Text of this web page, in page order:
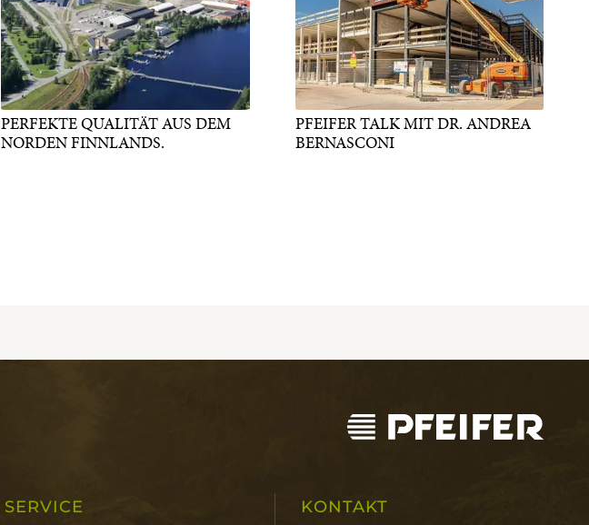
PERFEKTE QUALITÄT AUS DEM
NORDEN FINNLANDS.
PFEIFER TALK MIT DR. ANDREA
BERNASCONI
SERVICE KONTAKT